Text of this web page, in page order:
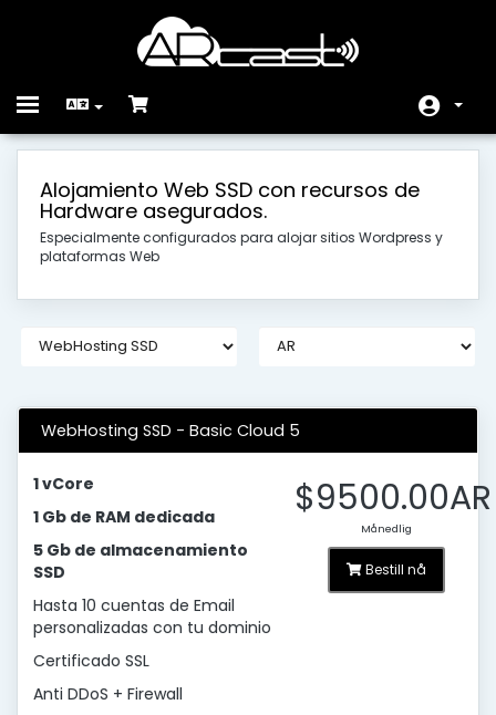
Toggle
Butikk
Driftsmeldinger
Kunnskapsbase
Nettverksstatus
Alojamiento Web SSD con recursos de
Hardware asegurados.
Especialmente configurados para alojar sitios Wordpress y
plataformas Web
WebHosting SSD - Basic Cloud 5
1 vCore
1 Gb de RAM dedicada
5 Gb de almacenamiento
SSD
Hasta 10 cuentas de Email
personalizadas con tu dominio
Certificado SSL
Anti DDoS + Firewall
$9500.00AR
Månedlig
Bestill nå